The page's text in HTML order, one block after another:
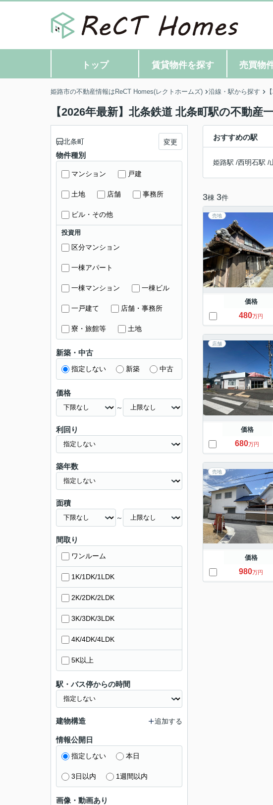
トップ 賃貸物件を探す 売買物
姫路市の不動産情報はReCT Homes(レクトホームズ) 沿線・駅から探す
【2026年最新】北条鉄道 北条町駅の不動産
おすすめの駅
姫路駅 /西明石駅 /
3棟 3件
売地
価格
480万円
店舗
価格
680万円
売地
価格
980万円
北条町 変更
物件種別
マンション 戸建
土地 店舗 事務所
ビル・その他
投資用
区分マンション
一棟アパート
一棟マンション 一棟ビル
一戸建て 店舗・事務所
寮・旅館等 土地
新築・中古
指定しない 新築 中古
価格
～
利回り
築年数
面積
～
間取り
ワンルーム
1K/1DK/1LDK
2K/2DK/2LDK
3K/3DK/3LDK
4K/4DK/4LDK
5K以上
駅・バス停からの時間
建物構造 追加する
情報公開日
指定しない 本日
3日以内 1週間以内
画像・動画あり